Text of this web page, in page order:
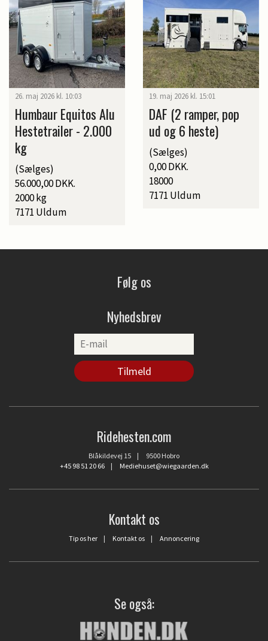
26. maj 2026 kl. 10:03
Humbaur Equitos Alu
Hestetrailer - 2.000
kg
(Sælges)
56.000,00 DKK.
2000 kg
7171 Uldum
19. maj 2026 kl. 15:01
DAF (2 ramper, pop
ud og 6 heste)
(Sælges)
0,00 DKK.
18000
7171 Uldum
Følg os
Nyhedsbrev
Ridehesten.com
Blåkildevej 15 | 9500 Hobro
+45 98 51 20 66| Mediehuset@wiegaarden.dk
Kontakt os
Tip os her | Kontakt os | Annoncering
Se også: